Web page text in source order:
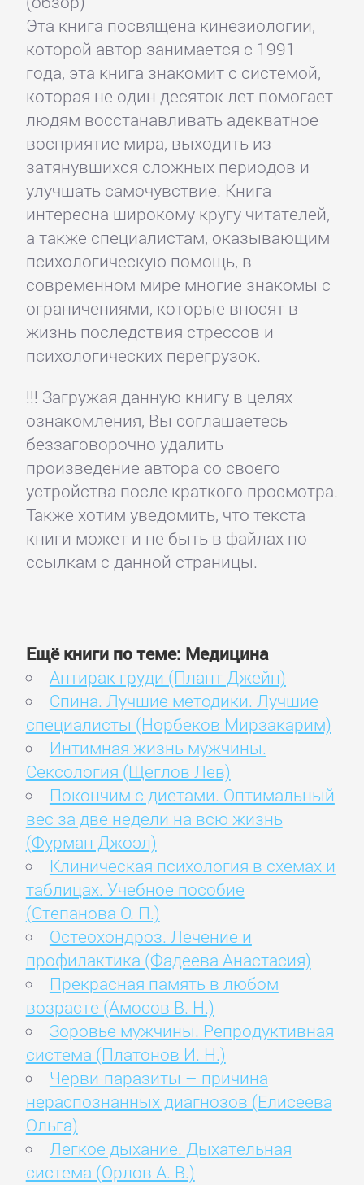
Эта книга посвящена кинезиологии,
которой автор занимается с 1991
года, эта книга знакомит с системой,
которая не один десяток лет помогает
людям восстанавливать адекватное
восприятие мира, выходить из
затянувшихся сложных периодов и
улучшать самочувствие. Книга
интересна широкому кругу читателей,
а также специалистам, оказывающим
психологическую помощь, в
современном мире многие знакомы с
ограничениями, которые вносят в
жизнь последствия стрессов и
психологических перегрузок.
!!! Загружая данную книгу в целях
ознакомления, Вы соглашаетесь
беззаговорочно удалить
произведение автора со своего
устройства после краткого просмотра.
Также хотим уведомить, что текста
книги может и не быть в файлах по
ссылкам с данной страницы.
Ещё книги по теме: Медицина
Антирак груди (Плант Джейн)
Спина. Лучшие методики. Лучшие
специалисты (Норбеков Мирзакарим)
Интимная жизнь мужчины.
Сексология (Щеглов Лев)
Покончим с диетами. Оптимальный
вес за две недели на всю жизнь
(Фурман Джоэл)
Клиническая психология в схемах и
таблицах. Учебное пособие
(Степанова О. П.)
Остеохондроз. Лечение и
профилактика (Фадеева Анастасия)
Прекрасная память в любом
возрасте (Амосов В. Н.)
Зоровье мужчины. Репродуктивная
система (Платонов И. Н.)
Черви-паразиты – причина
нераспознанных диагнозов (Елисеева
Ольга)
Легкое дыхание. Дыхательная
система (Орлов А. В.)